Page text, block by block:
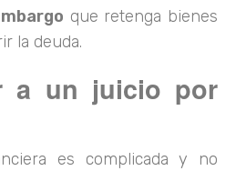
que retenga bienes
la deuda.
a un juicio por
es complicada y no